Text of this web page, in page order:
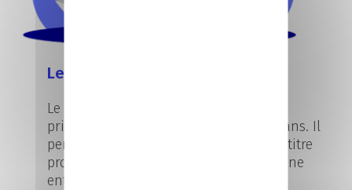
Le contrat d’apprentissage
Le contrat d’apprentissage s’adresse
principalement aux jeunes de 16 à 29 ans. Il
permet de préparer un diplôme ou un titre
professionnel tout en étant salarié d’une
entreprise.